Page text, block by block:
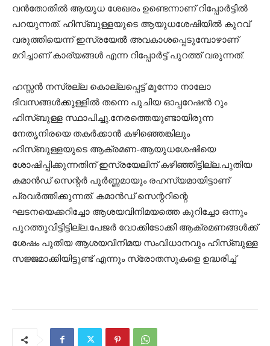
വന്‍തോതില്‍ ആയുധ ശേഖരം ഉണ്ടെന്നാണ് റിപ്പോര്‍ട്ടില്‍
പറയുന്നത്. ഹിസ്ബുള്ളയുടെ ആയുധശേഷിയില്‍ കുറവ്
വരുത്തിയെന്ന് ഇസ്രയേല്‍ അവകാശപ്പെടുമ്പോഴാണ്
മറിച്ചാണ് കാര്യങ്ങള്‍ എന്ന റിപ്പോര്‍ട്ട് പുറത്ത് വരുന്നത്.
ഹസ്സന്‍ നസ്രല്ല കൊല്ലപ്പെട്ട് മൂന്നോ നാലോ
ദിവസങ്ങള്‍ക്കുള്ളില്‍ തന്നെ പുചിയ ഓപ്പറേഷന്‍ റും
ഹിസ്ബുള്ള സ്ഥാപിച്ചു.നേരത്തെയുണ്ടായിരുന്ന
നേതൃനിരയെ തകര്‍ക്കാന്‍ കഴിഞ്ഞെങ്കിലും
ഹിസ്ബുള്ളയുടെ ആക്രമണ-ആയുധശേഷിയെ
ശോഷിപ്പിക്കുന്നതിന് ഇസ്രയേലിന് കഴിഞ്ഞിട്ടില്ല.പുതിയ
കമാന്‍ഡ് സെന്റര്‍ പൂര്‍ണ്ണമായും രഹസ്യമായിട്ടാണ്
പ്രവര്‍ത്തിക്കുന്നത്. കമാന്‍ഡ് സെന്ററിന്റെ
ഘടനയെക്കറിച്ചോ ആശയവിനിമയത്തെ കുറിച്ചോ ഒന്നും
പുറത്തുവിട്ടിട്ടില്ല.പേജര്‍ വോക്കിടോക്കി ആക്രമണങ്ങള്‍ക്ക്
ശേഷം പുതിയ ആശയവിനിമയ സംവിധാനവും ഹിസ്ബുള്ള
സജ്ജമാക്കിയിട്ടുണ്ട് എന്നും സ്രോതസുകളെ ഉദ്ധരിച്ച്